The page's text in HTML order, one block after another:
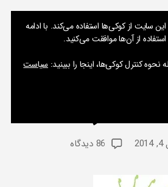
پراکنده یک مسعود
یک مسعود –
شماره 1
نویسنده
نوشتهع 86 دیدگاه
برای
از کوکی‌ها استفاده می‌کند. با ادامه
از آن‌ها موافقت می‌کنید.
نحوه کنترل کوکی‌ها، اینجا را ببینید: سیاست